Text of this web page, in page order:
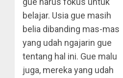
belajar. Usia gue masih
belia dibanding mas-mas
yang udah ngajarin gue
tentang hal ini. Gue malu
juga, mereka yang udah